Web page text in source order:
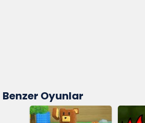
Benzer Oyunlar